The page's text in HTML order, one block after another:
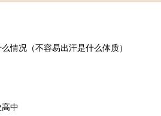
情况（不容易出汗是什么体质）
中